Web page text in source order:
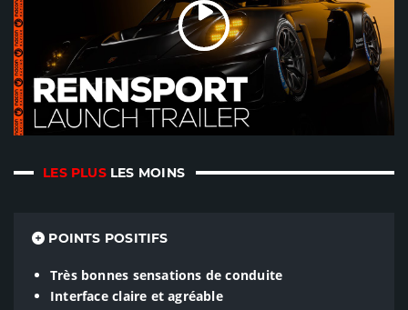
LES PLUS LES MOINS
POINTS POSITIFS
Très bonnes sensations de conduite
Interface claire et agréable